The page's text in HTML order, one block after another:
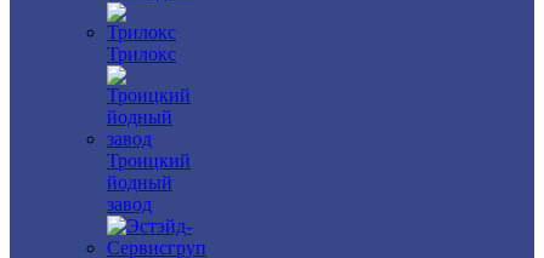
Трилокс
Троицкий
йодный
завод